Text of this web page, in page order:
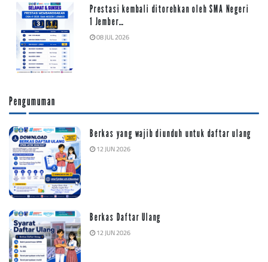
Prestasi kembali ditorehkan oleh SMA Negeri
1 Jember…
08 JUL 2026
Pengumuman
Berkas yang wajib diunduh untuk daftar ulang
12 JUN 2026
Berkas Daftar Ulang
12 JUN 2026